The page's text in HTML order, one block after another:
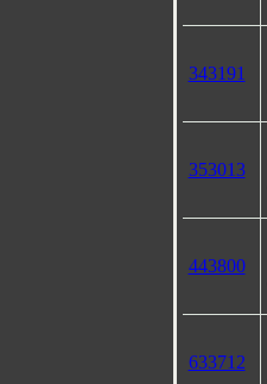
343191
353013
443800
633712